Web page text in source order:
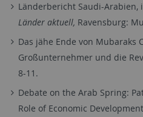
Länderbericht Saudi-Arabien,
Länder aktuell, Ravensburg:
Das jähe Ende von Mubaraks
Großunternehmer und die
8-11.
Debate on the Arab Spring:
Role of Economic